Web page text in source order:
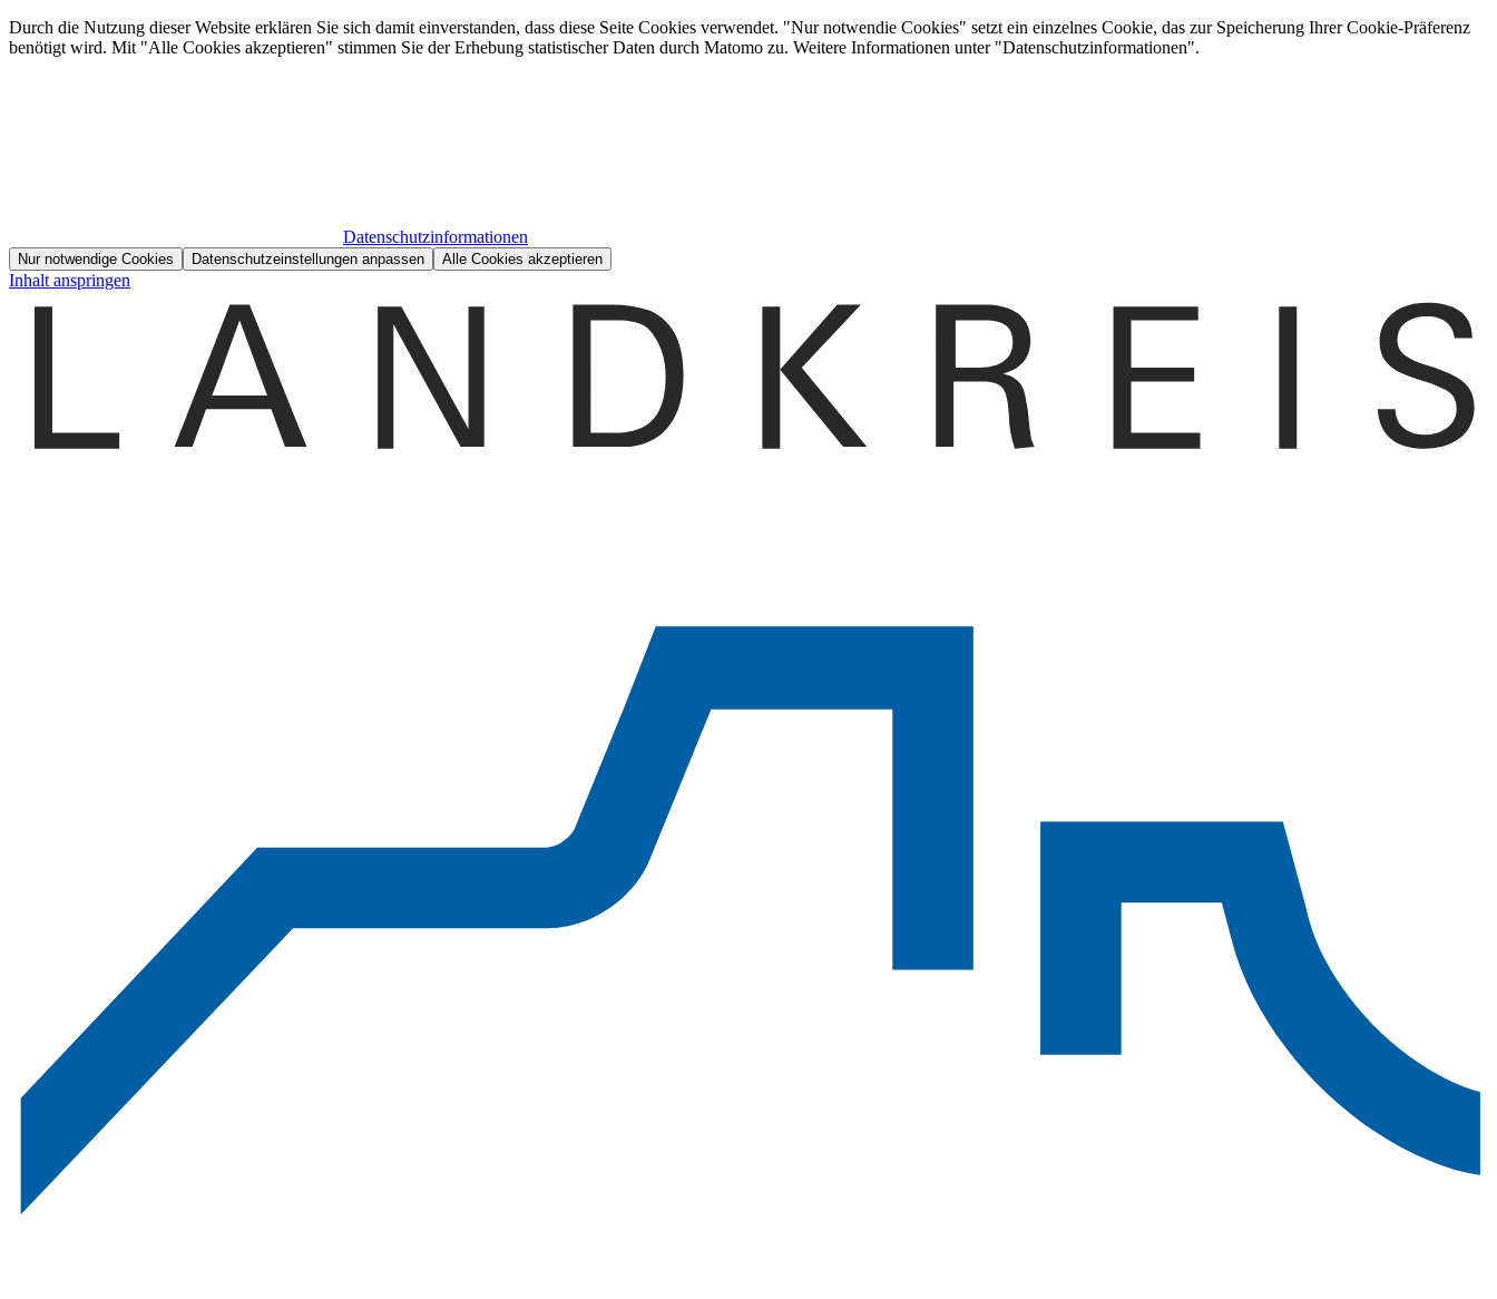
Durch die Nutzung dieser Website erklären Sie sich damit einverstanden, dass diese Seite Cookies verwendet. "Nur notwendie Cookies" setzt ein einzelnes Cookie, das zur Speicherung Ihrer Cookie-Präferenz
benötigt wird. Mit "Alle Cookies akzeptieren" stimmen Sie der Erhebung statistischer Daten durch Matomo zu. Weitere Informationen unter "Datenschutzinformationen".
Datenschutzinformationen
Nur notwendige Cookies Datenschutzeinstellungen anpassen Alle Cookies akzeptieren
Inhalt anspringen